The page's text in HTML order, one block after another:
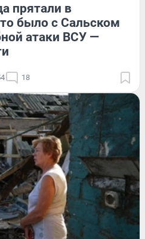
прятали в
было с Сальском
атаки ВСУ —
18